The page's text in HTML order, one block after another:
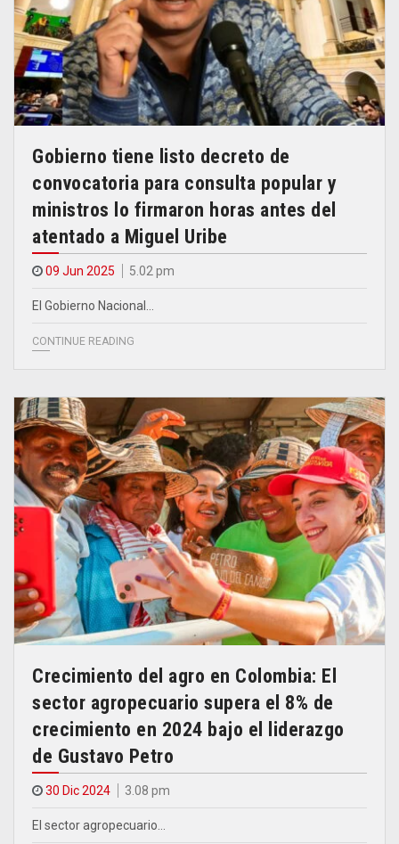
Gobierno tiene listo decreto de
convocatoria para consulta popular y
ministros lo firmaron horas antes del
atentado a Miguel Uribe
09 Jun 2025 5.02 pm
El Gobierno Nacional…
CONTINUE READING
Crecimiento del agro en Colombia: El
sector agropecuario supera el 8% de
crecimiento en 2024 bajo el liderazgo
de Gustavo Petro
30 Dic 2024 3.08 pm
El sector agropecuario…